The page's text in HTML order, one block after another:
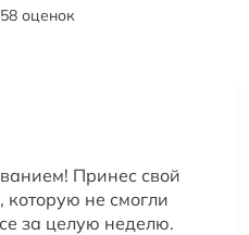
оценок
Принес свой
не смогли
за целую неделю.